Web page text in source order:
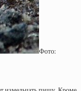
Фото: